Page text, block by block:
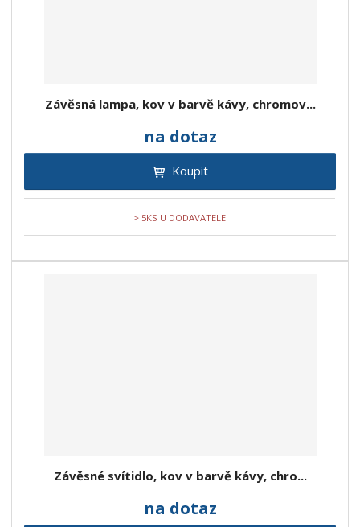
Závěsná lampa, kov v barvě kávy, chromov...
na dotaz
Koupit
> 5KS U DODAVATELE
Závěsné svítidlo, kov v barvě kávy, chro...
na dotaz